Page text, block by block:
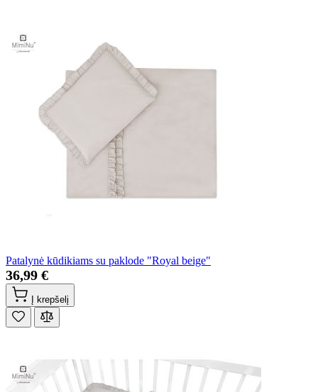
Patalynė kūdikiams su paklode "Royal beige"
36,99 €
Į krepšelį